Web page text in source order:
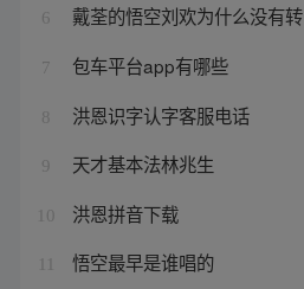
6 戴荃的悟空刘欢为什么没有转
7 包车平台app有哪些
8 洪恩识字认字客服电话
9 天才基本法林兆生
10 洪恩拼音下载
悟空最早是谁唱的